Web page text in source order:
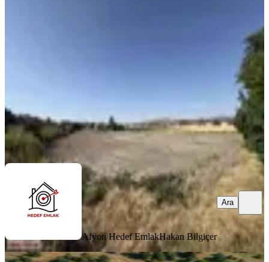
Afyon Hedef EmlakHakan Bilgiçer
Ara
Afyon Hedef EmlakHakan Bilgiçer
Ara